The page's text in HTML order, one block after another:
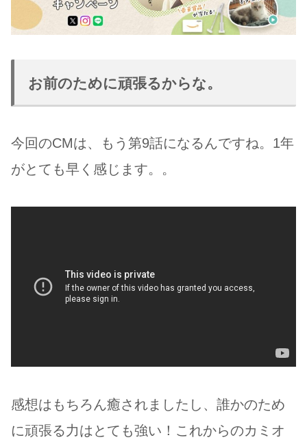
お前のために頑張るからな。
今回のCMは、もう第9話になるんですね。1年
がとても早く感じます。。
感想はもちろん癒されましたし、誰かのため
に頑張る力はとても強い！これからのカミオ